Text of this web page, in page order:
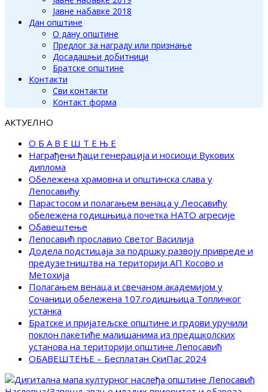
Јавне набавке 2018
Дан општине
О дану општине
Предлог за награду или признање
Досадашњи добитници
Братске општине
Контакти
Сви контакти
Контакт форма
АКТУЕЛНО
О Б А В Е Ш Т Е Њ Е
Награђени ђаци генерација и носиоци Вукових
диплома
Обележена храмовна и општинска слава у
Лепосавићу
Парастосом и полагањем венаца у Леосавићу
обележена годишњица почетка НАТО агресије
Обавештење
Лепосавић прославио Светог Василија
Додела подстицаја за подршку развоју привреде и
предузетништва на територији АП Косово и
Метохија
Полагањем венаца и свечаном академијом у
Сочаници обележена 107.годишњица Топличког
устанка
Братске и пријатељске општине и грдови уручили
поклон пакетиће малишанима из предшколских
установа на територији општине Лепосавић
ОБАВЕШТЕЊЕ – Бесплатан СкиПас 2024